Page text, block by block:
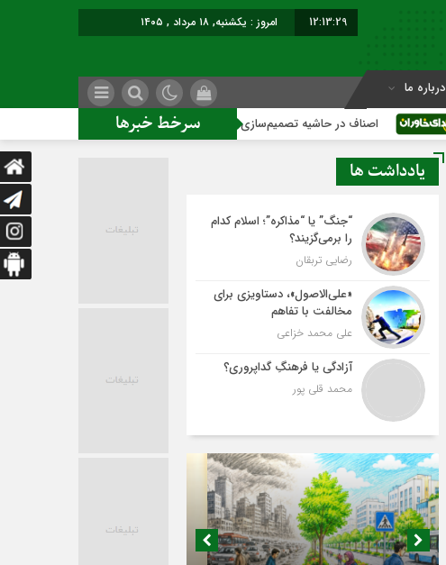
12:13:30 امروز : یکشنبه, ۱۸ مرداد , ۱۴۰۵
درباره ما
سرخط خبرها
اصناف در حاشیه تصمیم‌سازی؛ شهر بدون بازار به کجا می‌رسد؟
یادداشت ها
“جنگ” یا “مذاکره”؛ اسلام کدام
را برمی‌گزیند؟
رضایی تربقان
«علی‌الاصول»، دستاویزی برای
مخالفت با تفاهم
علی محمد خزاعی
آزادگی یا فرهنگِ گداپروری؟
محمد قلی پور